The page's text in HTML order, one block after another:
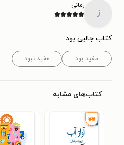
ز
زمانی
کتاب جالبی بود.
مفید بود مفید نبود
کتاب‌های مشابه